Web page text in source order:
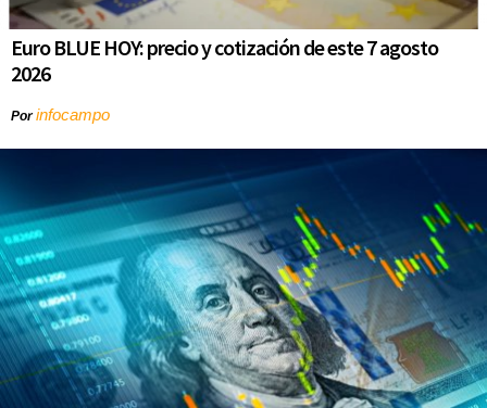
Euro BLUE HOY: precio y cotización de este 7 agosto
2026
Porinfocampo